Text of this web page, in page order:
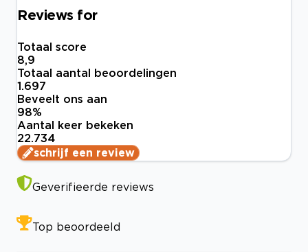
Reviews for
Totaal score
8,9
Totaal aantal beoordelingen
1.697
Beveelt ons aan
98%
Aantal keer bekeken
22.734
schrijf een review
Geverifieerde reviews
Top beoordeeld